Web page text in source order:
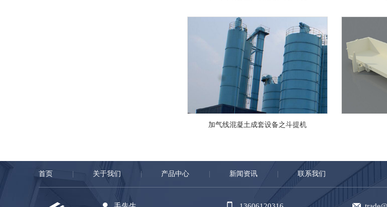
加气线混凝土成套设备之斗提机
首页 关于我们 产品中心 新闻资讯 联系我们